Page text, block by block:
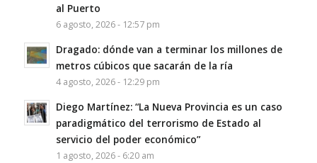
al Puerto
6 agosto, 2026 - 12:57 pm
Dragado: dónde van a terminar los millones de
metros cúbicos que sacarán de la ría
4 agosto, 2026 - 12:29 pm
Diego Martínez: “La Nueva Provincia es un caso
paradigmático del terrorismo de Estado al
servicio del poder económico”
1 agosto, 2026 - 6:20 am